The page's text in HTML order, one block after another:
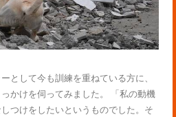
として今も訓練を重ねている方に、
かけを伺ってみました。 「私の動機
つけをしたいというものでした。そ